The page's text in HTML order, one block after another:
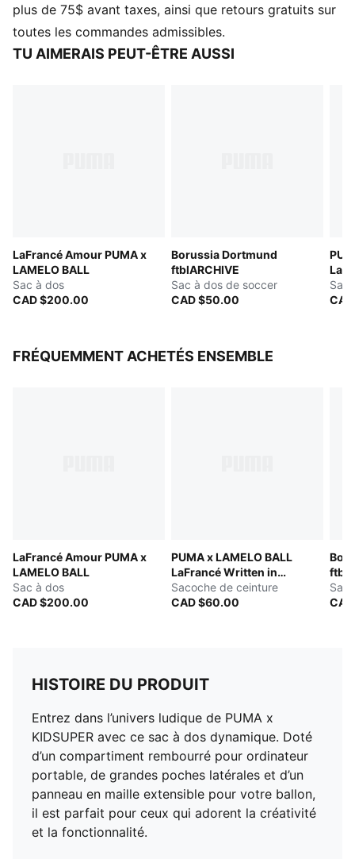
Contient au moins 30 % de matière recyclée
DÉTAILS
Compartiment principal avec fermeture éclair large
plus de 75$ avant taxes, ainsi que retours gratuits sur
toutes les commandes admissibles.
TU AIMERAIS PEUT-ÊTRE AUSSI
LaFrancé Amour PUMA x
LAMELO BALL
Sac à dos
CAD $200.00
Borussia Dortmund
ftblARCHIVE
Sac à dos de soccer
CAD $50.00
FRÉQUEMMENT ACHETÉS ENSEMBLE
LaFrancé Amour PUMA x
LAMELO BALL
Sac à dos
CAD $200.00
PUMA x LAMELO BALL
LaFrancé Written in
Chrome
Sacoche de ceinture
CAD $60.00
Sac
HISTOIRE DU PRODUIT
Entrez dans l’univers ludique de PUMA x
KIDSUPER avec ce sac à dos dynamique. Doté
d’un compartiment rembourré pour ordinateur
portable, de grandes poches latérales et d’un
panneau en maille extensible pour votre ballon,
il est parfait pour ceux qui adorent la créativité
et la fonctionnalité.